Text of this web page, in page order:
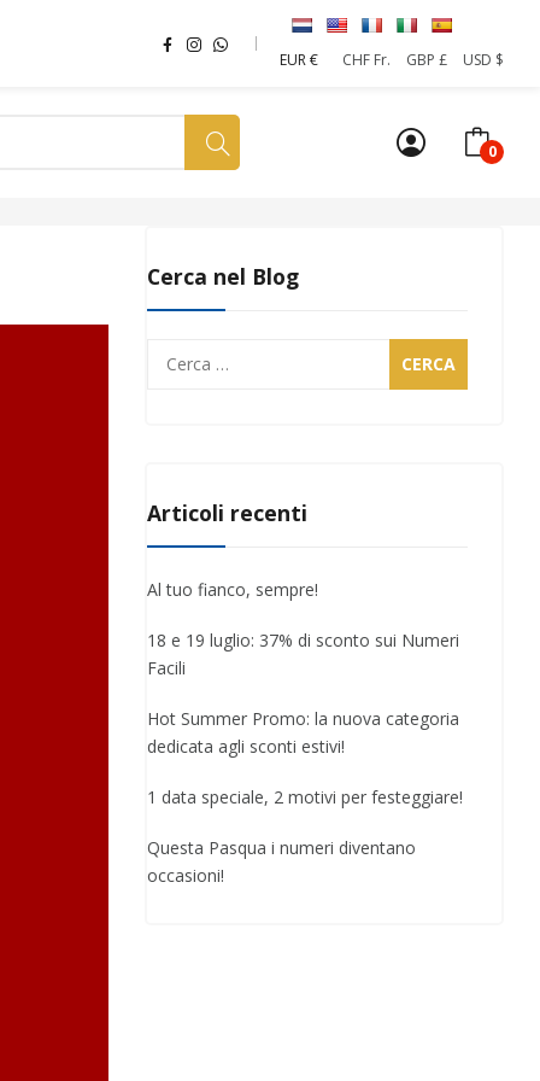
EUR € CHF Fr. GBP £ USD $
0
Cerca nel Blog
Articoli recenti
Al tuo fianco, sempre!
18 e 19 luglio: 37% di sconto sui Numeri
Facili
Hot Summer Promo: la nuova categoria
dedicata agli sconti estivi!
1 data speciale, 2 motivi per festeggiare!
Questa Pasqua i numeri diventano
occasioni!